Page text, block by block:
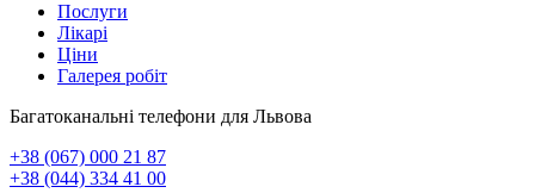
Послуги
Лікарі
Ціни
Галерея робіт
Багатоканальні телефони для Львова
+38 (067) 000 21 87
+38 (044) 334 41 00